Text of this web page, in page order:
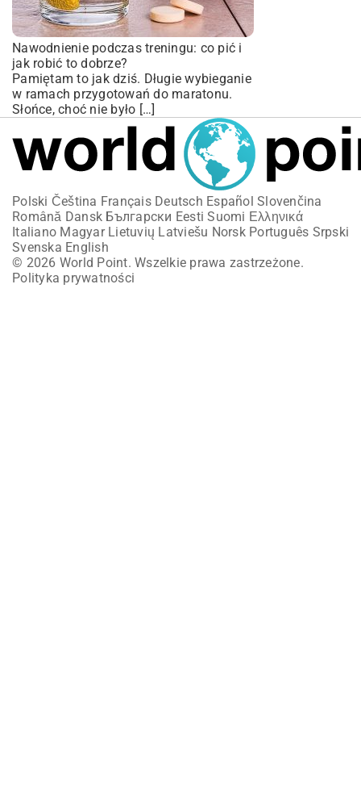
Nawodnienie podczas treningu: co pić i
jak robić to dobrze?
Pamiętam to jak dziś. Długie wybieganie
w ramach przygotowań do maratonu.
Słońce, choć nie było […]
Polski Čeština Français Deutsch Español Slovenčina
Română Dansk Български Eesti Suomi Ελληνικά
Italiano Magyar Lietuvių Latviešu Norsk Português Srpski
Svenska English
© 2026 World Point. Wszelkie prawa zastrzeżone.
Polityka prywatności